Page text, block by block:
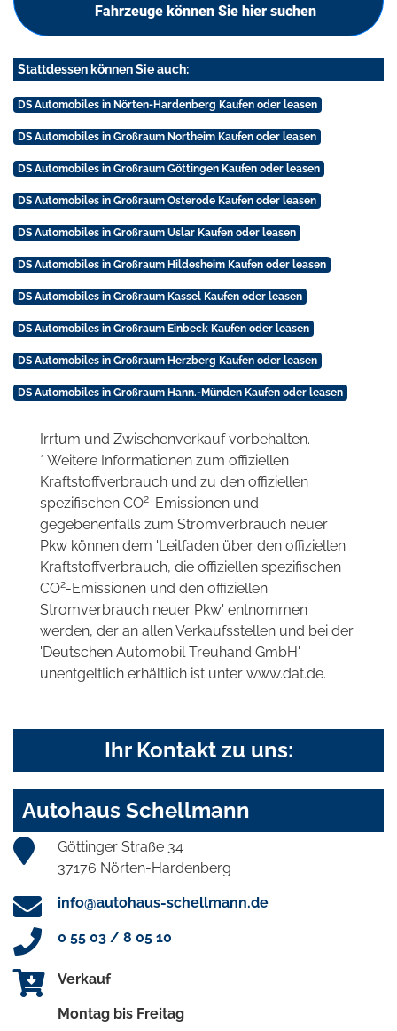
Fahrzeuge können Sie hier suchen
Stattdessen können Sie auch:
DS Automobiles in Nörten-Hardenberg Kaufen oder leasen
DS Automobiles in Großraum Northeim Kaufen oder leasen
DS Automobiles in Großraum Göttingen Kaufen oder leasen
DS Automobiles in Großraum Osterode Kaufen oder leasen
DS Automobiles in Großraum Uslar Kaufen oder leasen
DS Automobiles in Großraum Hildesheim Kaufen oder leasen
DS Automobiles in Großraum Kassel Kaufen oder leasen
DS Automobiles in Großraum Einbeck Kaufen oder leasen
DS Automobiles in Großraum Herzberg Kaufen oder leasen
DS Automobiles in Großraum Hann.-Münden Kaufen oder leasen
Irrtum und Zwischenverkauf vorbehalten.
* Weitere Informationen zum offiziellen
Kraftstoffverbrauch und zu den offiziellen
spezifischen CO2-Emissionen und
gegebenenfalls zum Stromverbrauch neuer
Pkw können dem 'Leitfaden über den offiziellen
Kraftstoffverbrauch, die offiziellen spezifischen
CO2-Emissionen und den offiziellen
Stromverbrauch neuer Pkw' entnommen
werden, der an allen Verkaufsstellen und bei der
'Deutschen Automobil Treuhand GmbH'
unentgeltlich erhältlich ist unter www.dat.de.
Ihr Kontakt zu uns:
Autohaus Schellmann
Göttinger Straße 34
37176 Nörten-Hardenberg
info@autohaus-schellmann.de
0 55 03 / 8 05 10
Verkauf
Montag bis Freitag